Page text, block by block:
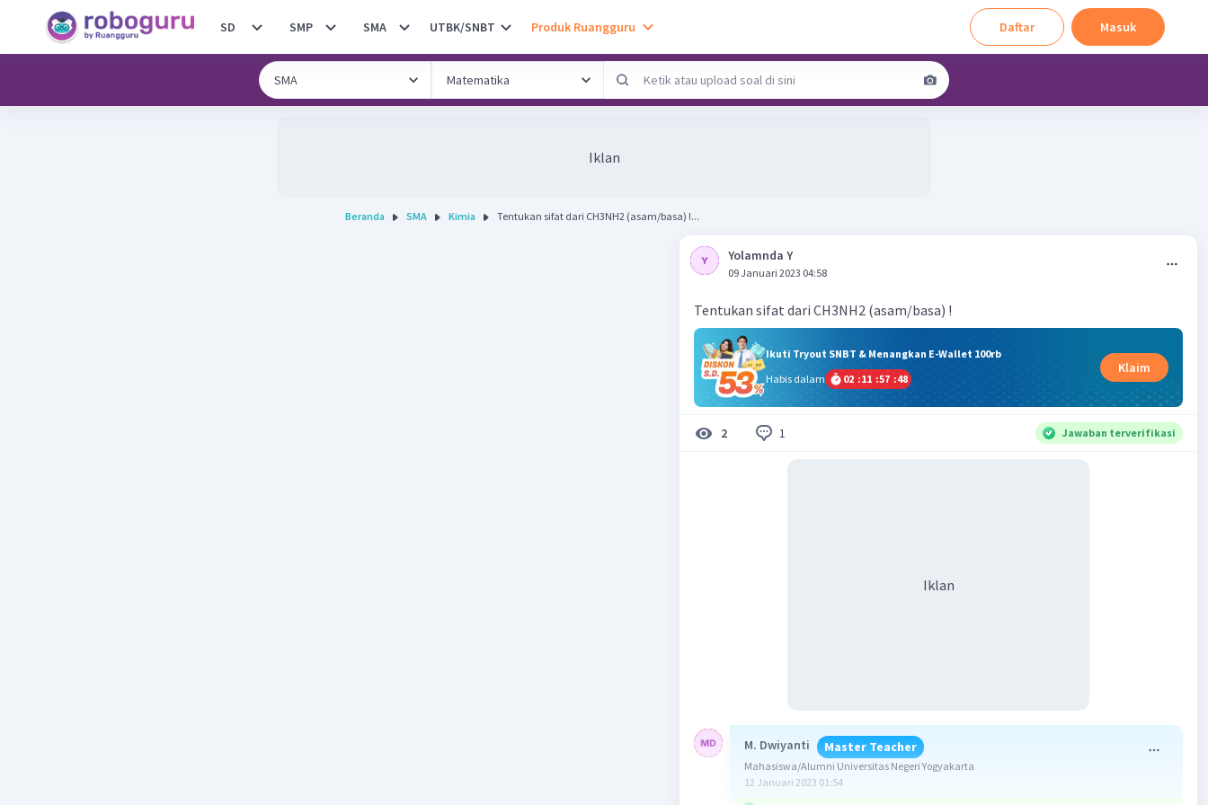
SD SMP SMA UTBK/SNBT Produk Ruangguru Daftar Masuk
Iklan
Beranda SMA Kimia Tentukan sifat dari CH3NH2 (asam/basa) !...
Yolamnda Y
09 Januari 2023 04:58
Tentukan sifat dari CH3NH2 (asam/basa) !
Ikuti Tryout SNBT & Menangkan E-Wallet 100rb
Habis dalam
02 :11 :57 :48
Klaim
2 1 Jawaban terverifikasi
Iklan
M. Dwiyanti Master Teacher
Mahasiswa/Alumni Universitas Negeri Yogyakarta
12 Januari 2023 01:54